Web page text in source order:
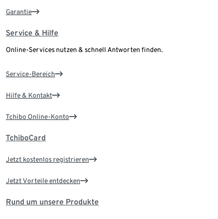
Garantie
Service & Hilfe
Online-Services nutzen & schnell Antworten finden.
Service-Bereich
Hilfe & Kontakt
Tchibo Online-Konto
TchiboCard
Jetzt kostenlos registrieren
Jetzt Vorteile entdecken
Rund um unsere Produkte